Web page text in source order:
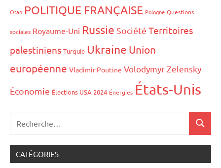
Otan POLITIQUE FRANÇAISE Pologne Questions
sociales Royaume-Uni Russie Société Territoires
palestiniens Turquie Ukraine Union
européenne Vladimir Poutine Volodymyr Zelensky
Économie Élections USA 2024 Énergies États-Unis
CATÉGORIES